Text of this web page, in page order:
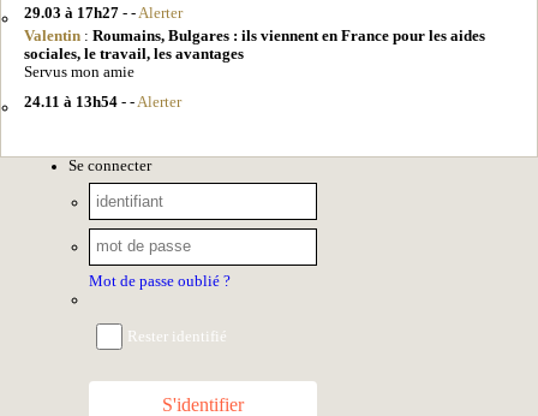
29.03 à 17h27 - - Alerter
Valentin : Roumains, Bulgares : ils viennent en France pour les aides
sociales, le travail, les avantages
Servus mon amie
24.11 à 13h54 - - Alerter
Se connecter
Mot de passe oublié ?
Rester identifié
S'identifier